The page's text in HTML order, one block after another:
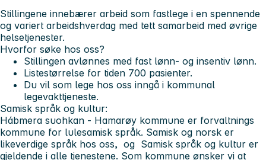
Stillingene innebærer arbeid som fastlege i en spennende
og variert arbeidshverdag med tett samarbeid med øvrige
helsetjenester.
Hvorfor søke hos oss?
Stillingen avlønnes med fast lønn- og insentiv lønn.
Listestørrelse for tiden 700 pasienter.
Du vil som lege hos oss inngå i kommunal
legevakttjeneste.
Samisk språk og kultur:
Hábmera suohkan - Hamarøy kommune er forvaltnings
kommune for lulesamisk språk. Samisk og norsk er
likeverdige språk hos oss, og Samisk språk og kultur er
gjeldende i alle tjenestene. Som kommune ønsker vi at